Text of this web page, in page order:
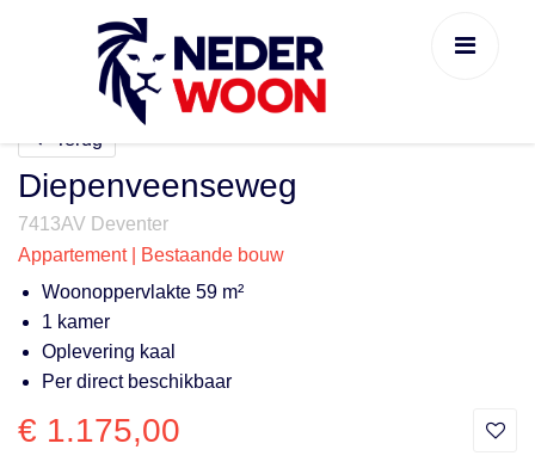
Terug
Diepenveenseweg
7413AV Deventer
Appartement | Bestaande bouw
Woonoppervlakte 59 m²
1 kamer
Oplevering kaal
Per direct beschikbaar
€ 1.175,00